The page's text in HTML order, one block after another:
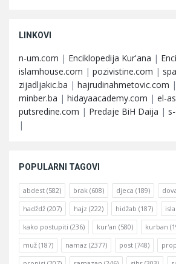
LINKOVI
n-um.com | Enciklopedija Kur'ana |
islamhouse.com | pozivistine.com |
zijadljakic.ba | hajrudinahmetovic.com |
minber.ba | hidayaacademy.com | el-
putsredine.com | Predaje BiH Daija |
|
POPULARNI TAGOVI
abdest (582) brak (608) djeca (189)
hadždž (207) hajz (222) hidžab (187)
kako postupiti (236) kur'an (580) kurban
muž (187) namaz (2377) post (748)